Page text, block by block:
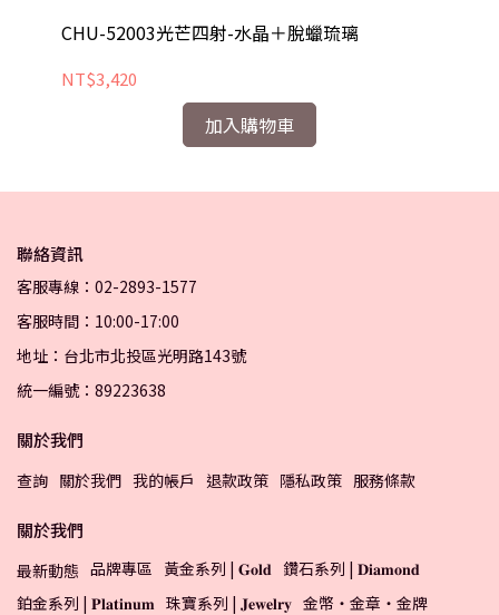
CHU-52003光芒四射-水晶＋脫蠟琉璃
NT$3,420
加入購物車
聯絡資訊
客服專線：02-2893-1577
客服時間：10:00-17:00
地址：台北市北投區光明路143號
統一編號：89223638
關於我們
查詢 關於我們 我的帳戶 退款政策 隱私政策 服務條款
關於我們
最新動態 品牌專區 黃金系列 | 𝐆𝐨𝐥𝐝 鑽石系列 | 𝐃𝐢𝐚𝐦𝐨𝐧𝐝
鉑金系列 | 𝐏𝐥𝐚𝐭𝐢𝐧𝐮𝐦 珠寶系列 | 𝐉𝐞𝐰𝐞𝐥𝐫𝐲 金幣・金章・金牌